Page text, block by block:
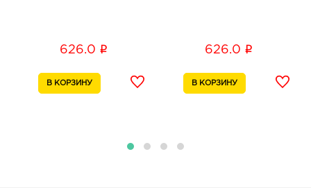
Курск Перекресток: 626.0 руб.
99А
График работы:
9:00 - 20:00
626.0 i 626.0 i